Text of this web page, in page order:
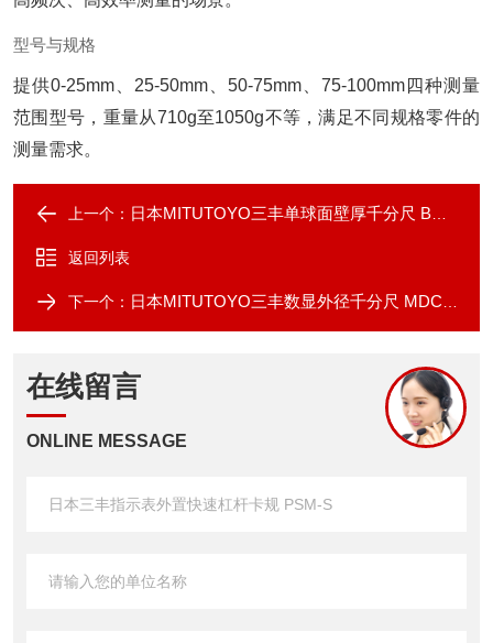
型号与规格
提供0-25mm、25-50mm、50-75mm、75-100mm四种测量
范围型号，重量从710g至1050g不等，满足不同规格零件的
测量需求。
上一个： 日本MITUTOYO三丰单球面壁厚千分尺 BMS-MX
返回列表
下一个： 日本MITUTOYO三丰数显外径千分尺 MDC-25SX
在线留言
ONLINE MESSAGE